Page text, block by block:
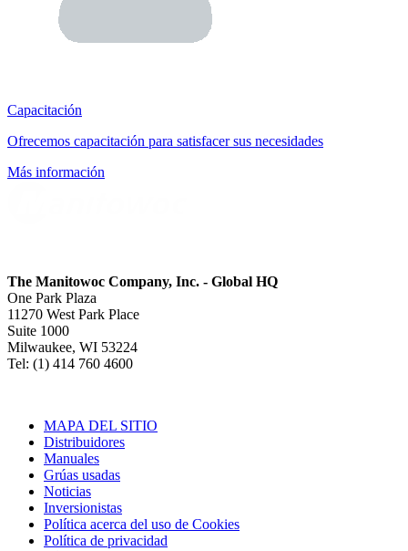
Capacitación
Ofrecemos capacitación para satisfacer sus necesidades
Más información
The Manitowoc Company, Inc. - Global HQ
One Park Plaza
11270 West Park Place
Suite 1000
Milwaukee, WI 53224
Tel: (1) 414 760 4600
MAPA DEL SITIO
Distribuidores
Manuales
Grúas usadas
Noticias
Inversionistas
Política acerca del uso de Cookies
Política de privacidad